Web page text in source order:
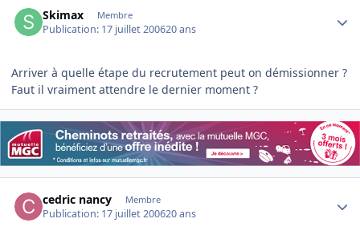
Skimax Membre
Publication: 17 juillet 200620 ans
Arriver à quelle étape du recrutement peut on démissionner ?
Faut il vraiment attendre le dernier moment ?
cedric nancy Membre
Publication: 17 juillet 200620 ans